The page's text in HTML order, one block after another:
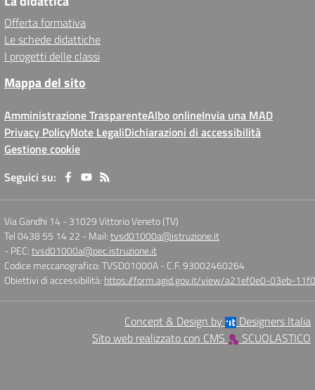
Offerta formativa
Le schede didattiche
I progetti delle classi
Mappa del sito
Amministrazione TrasparenteAlbo onlineInvia una MAD
Privacy PolicyNote LegaliDichiarazioni di accessibilità
Gestione cookie
Seguici su:
Via Gandhi 14 - 31029 Vittorio Veneto (TV)
Tel 0438 55 14 22 - Mail:tvsd01000a@istruzione.it
- PEC:tvsd01000a@pec.istruzione.it
Codice meccanografico: TVSD01000A- C.F. 93002460264
Obiettivi di accessibilità: https://form.agid.gov.it/view/a21ef0e0-03eb-
Concept & Design by
Designers Italia
Sito web realizzato con CMS
SCUOLASTICO